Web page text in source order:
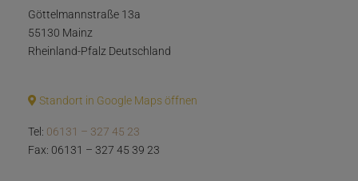
Göttelmannstraße 13a
55130 Mainz
Rheinland-Pfalz Deutschland
Standort in Google Maps öffnen
Tel: 06131 – 327 45 23
Fax: 06131 – 327 45 39 23